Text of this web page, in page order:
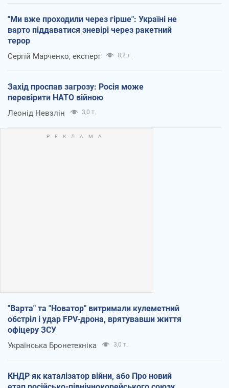
"Ми вже проходили через гірше": Україні не
варто піддаватися зневірі через ракетний
терор
Сергій Марченко, експерт 8,2 т.
Захід проспав загрозу: Росія може
перевірити НАТО війною
Леонід Невзлін 3,0 т.
"Варта" та "Новатор" витримали кулеметний
обстріл і удар FPV-дрона, врятувавши життя
офіцеру ЗСУ
Українська Бронетехніка 3,0 т.
КНДР як каталізатор війни, або Про новий